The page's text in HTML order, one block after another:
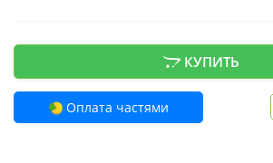
КУПИТЬ
Оплата частями